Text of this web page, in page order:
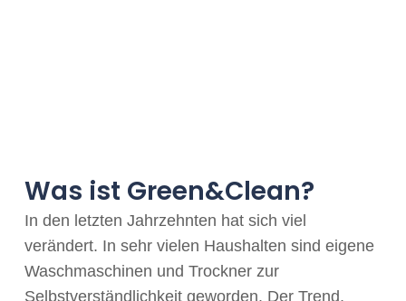
Was ist Green&Clean?
In den letzten Jahrzehnten hat sich viel
verändert. In sehr vielen Haushalten sind eigene
Waschmaschinen und Trockner zur
Selbstverständlichkeit geworden. Der Trend,